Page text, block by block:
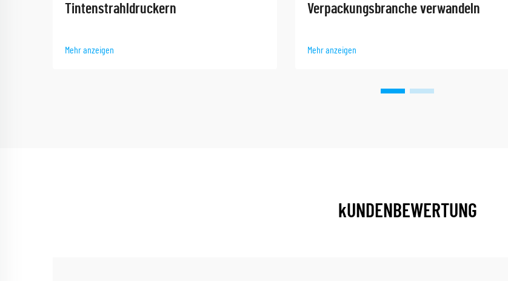
Tintenstrahldruckern
Mehr anzeigen
Verpackungsbranche verwandeln
Mehr anzeigen
kUNDENBEWERTUNG